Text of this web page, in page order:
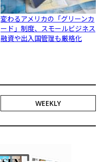
変わるアメリカの「グリーンカ
ード」制度、スモールビジネス
融資や出入国管理も厳格化
WEEKLY